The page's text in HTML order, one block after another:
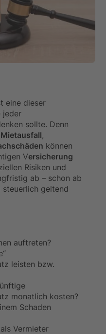
eine dieser
jeder
sollte. Denn
Mietausfall,
können
Versicherung
Risiken und
ab – schon ab
geltend
auftreten?
leisten bzw.
monatlich kosten?
Schaden
Vermieter